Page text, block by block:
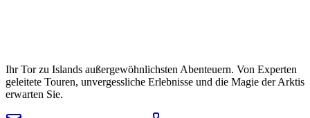
Ihr Tor zu Islands außergewöhnlichsten Abenteuern. Von Experten
geleitete Touren, unvergessliche Erlebnisse und die Magie der Arktis
erwarten Sie.